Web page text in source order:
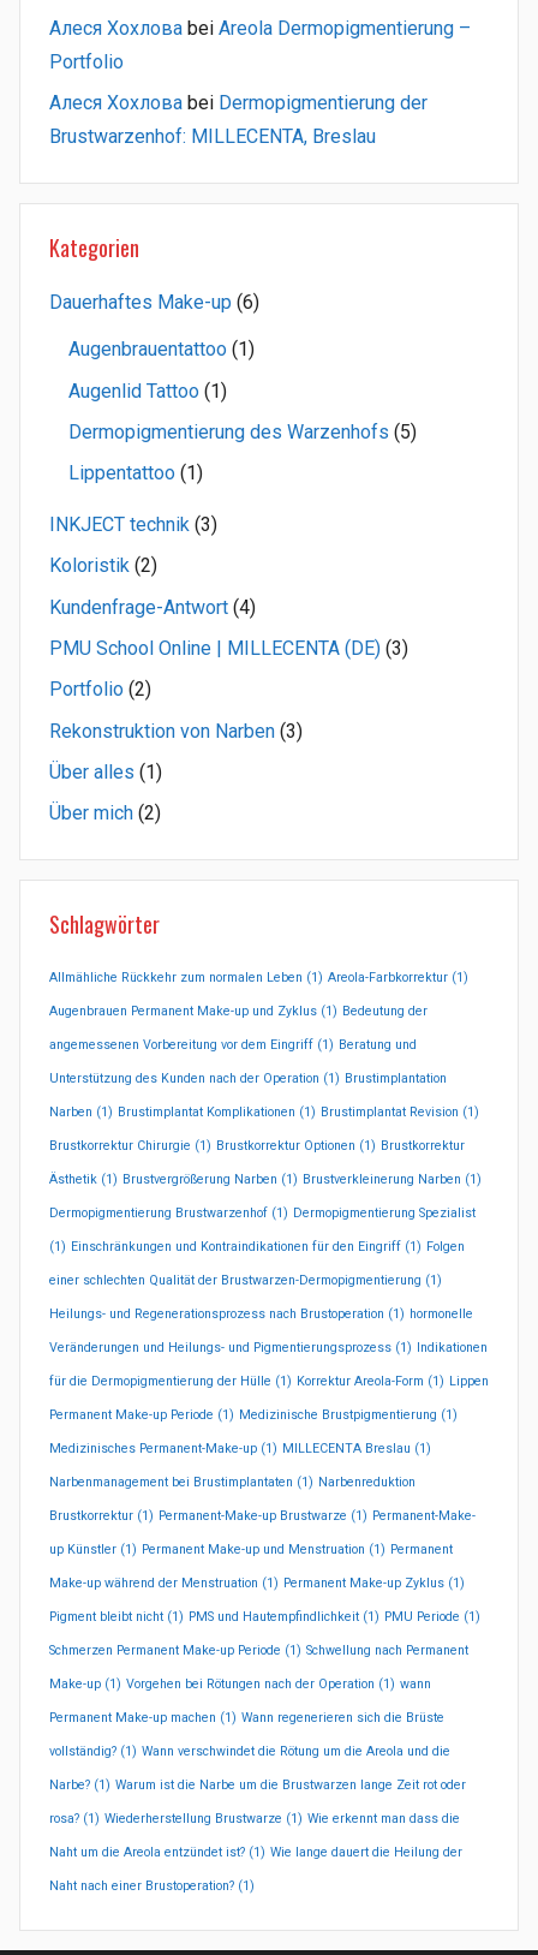
Алеся Хохлова bei Areola Dermopigmentierung –
Portfolio
Алеся Хохлова bei Dermopigmentierung der
Brustwarzenhof: MILLECENTA, Breslau
Kategorien
Dauerhaftes Make-up (6)
Augenbrauentattoo (1)
Augenlid Tattoo (1)
Dermopigmentierung des Warzenhofs (5)
Lippentattoo (1)
INKJECT technik (3)
Koloristik (2)
Kundenfrage-Antwort (4)
PMU School Online | MILLECENTA (DE) (3)
Portfolio (2)
Rekonstruktion von Narben (3)
Über alles (1)
Über mich (2)
Schlagwörter
Allmähliche Rückkehr zum normalen Leben (1) Areola-Farbkorrektur (1)
Augenbrauen Permanent Make-up und Zyklus (1) Bedeutung der
angemessenen Vorbereitung vor dem Eingriff (1) Beratung und
Unterstützung des Kunden nach der Operation (1) Brustimplantation
Narben (1) Brustimplantat Komplikationen (1) Brustimplantat Revision (1)
Brustkorrektur Chirurgie (1) Brustkorrektur Optionen (1) Brustkorrektur
Ästhetik (1) Brustvergrößerung Narben (1) Brustverkleinerung Narben (1)
Dermopigmentierung Brustwarzenhof (1) Dermopigmentierung Spezialist
(1) Einschränkungen und Kontraindikationen für den Eingriff (1) Folgen
einer schlechten Qualität der Brustwarzen-Dermopigmentierung (1)
Heilungs- und Regenerationsprozess nach Brustoperation (1) hormonelle
Veränderungen und Heilungs- und Pigmentierungsprozess (1) Indikationen
für die Dermopigmentierung der Hülle (1) Korrektur Areola-Form (1) Lippen
Permanent Make-up Periode (1) Medizinische Brustpigmentierung (1)
Medizinisches Permanent-Make-up (1) MILLECENTA Breslau (1)
Narbenmanagement bei Brustimplantaten (1) Narbenreduktion
Brustkorrektur (1) Permanent-Make-up Brustwarze (1) Permanent-Make-
up Künstler (1) Permanent Make-up und Menstruation (1) Permanent
Make-up während der Menstruation (1) Permanent Make-up Zyklus (1)
Pigment bleibt nicht (1) PMS und Hautempfindlichkeit (1) PMU Periode (1)
Schmerzen Permanent Make-up Periode (1) Schwellung nach Permanent
Make-up (1) Vorgehen bei Rötungen nach der Operation (1) wann
Permanent Make-up machen (1) Wann regenerieren sich die Brüste
vollständig? (1) Wann verschwindet die Rötung um die Areola und die
Narbe? (1) Warum ist die Narbe um die Brustwarzen lange Zeit rot oder
rosa? (1) Wiederherstellung Brustwarze (1) Wie erkennt man dass die
Naht um die Areola entzündet ist? (1) Wie lange dauert die Heilung der
Naht nach einer Brustoperation? (1)